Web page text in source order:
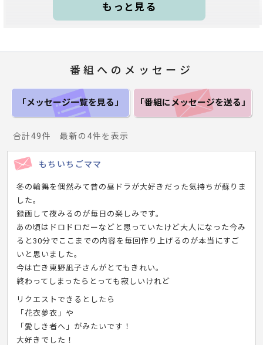
もっと見る
番組へのメッセージ
「メッセージ一覧を見る」 「番組にメッセージを送る」
合計49件 最新の4件を表示
もちいちごママ
冬の輪舞を偶然みて昔の昼ドラが大好きだった気持ちが蘇りま
した。
録画して夜みるのが毎日の楽しみです。
あの頃はドロドロだーなどと思っていたけど大人になった今み
ると30分でここまでの内容を毎回作り上げるのが本当にすご
いと思いました。
今は亡き東野凪子さんがとてもきれい。
終わってしまったらとっても寂しいけれど
リクエストできるとしたら
「花衣夢衣」や
「愛しき者へ」がみたいです！
大好きでした！